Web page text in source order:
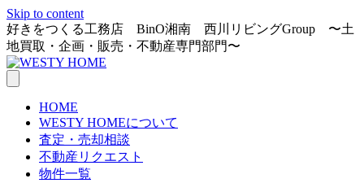
Skip to content
好きをつくる工務店 BinO湘南 西川リビングGroup 〜土
地買取・企画・販売・不動産専門部門〜
HOME
WESTY HOMEについて
査定・売却相談
不動産リクエスト
物件一覧